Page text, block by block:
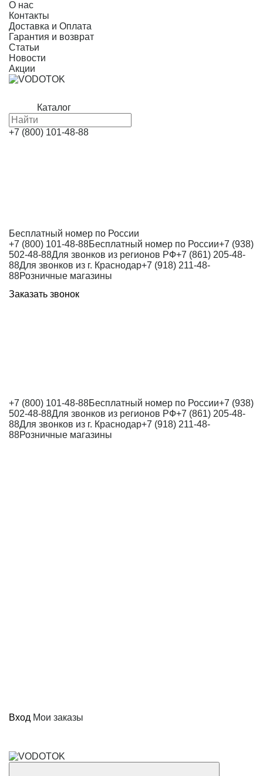
О нас
Контакты
Доставка и Оплата
Гарантия и возврат
Статьи
Новости
Акции
Каталог
+7 (800) 101-48-88
Бесплатный номер по России
+7 (800) 101-48-88Бесплатный номер по России+7 (938)
502-48-88Для звонков из регионов РФ+7 (861) 205-48-
88Для звонков из г. Краснодар+7 (918) 211-48-
88Розничные магазины
Заказать звонок
+7 (800) 101-48-88Бесплатный номер по России+7 (938)
502-48-88Для звонков из регионов РФ+7 (861) 205-48-
88Для звонков из г. Краснодар+7 (918) 211-48-
88Розничные магазины
Вход Мои заказы